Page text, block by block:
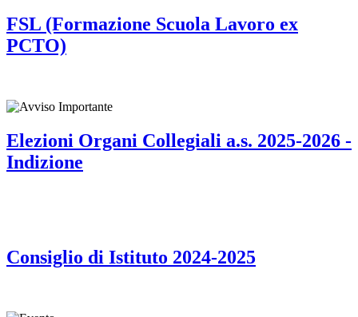
FSL (Formazione Scuola Lavoro ex
PCTO)
Elezioni Organi Collegiali a.s. 2025-2026 -
Indizione
Consiglio di Istituto 2024-2025